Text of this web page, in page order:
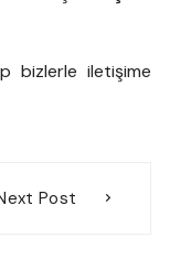
bizlerle iletişime
Post